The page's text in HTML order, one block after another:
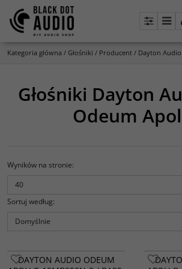
Panel
Kategoria główna / Głośniki / Producent / Dayton Audio
Głośniki Dayton
Odeum
Wyników na stronie:
Sortuj według:
DAYTON AUDIO ODEUM